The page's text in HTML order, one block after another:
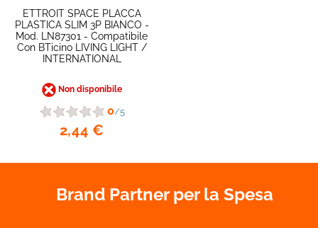
ETTROIT SPACE PLACCA
PLASTICA SLIM 3P BIANCO -
Mod. LN87301 - Compatibile
Con BTicino LIVING LIGHT /
INTERNATIONAL
Non disponibile
0/5
2,44 €
Brand Partner per la Spesa